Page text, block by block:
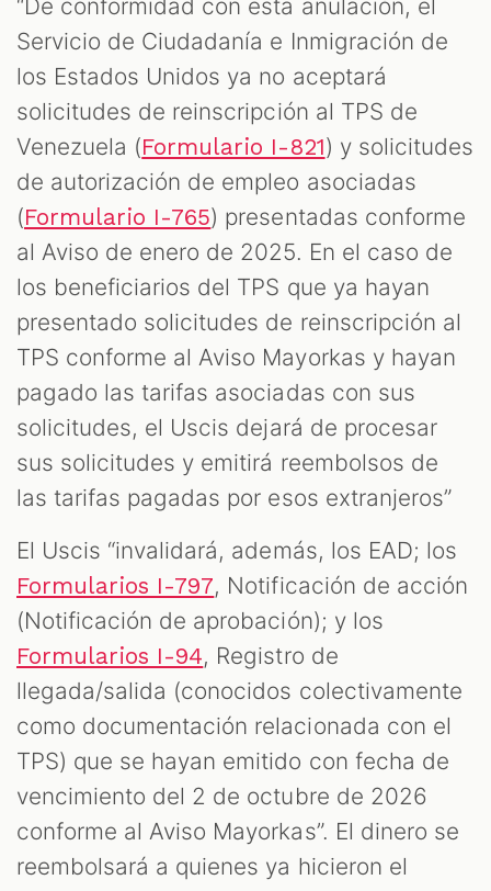
“De conformidad con esta anulación, el
Servicio de Ciudadanía e Inmigración de
los Estados Unidos ya no aceptará
solicitudes de reinscripción al TPS de
Venezuela (Formulario I-821) y solicitudes
de autorización de empleo asociadas
(Formulario I-765) presentadas conforme
al Aviso de enero de 2025. En el caso de
los beneficiarios del TPS que ya hayan
presentado solicitudes de reinscripción al
TPS conforme al Aviso Mayorkas y hayan
pagado las tarifas asociadas con sus
solicitudes, el Uscis dejará de procesar
sus solicitudes y emitirá reembolsos de
las tarifas pagadas por esos extranjeros”
El Uscis “invalidará, además, los EAD; los
Formularios I-797, Notificación de acción
(Notificación de aprobación); y los
Formularios I-94, Registro de
llegada/salida (conocidos colectivamente
como documentación relacionada con el
TPS) que se hayan emitido con fecha de
vencimiento del 2 de octubre de 2026
conforme al Aviso Mayorkas”. El dinero se
reembolsará a quienes ya hicieron el